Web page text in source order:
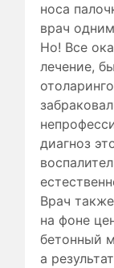
носа
врач
Но! Все
лечение,
диагноз
Врач
на фоне
бетонный
а